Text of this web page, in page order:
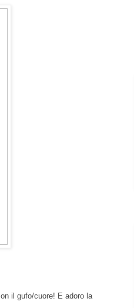
il gufo/cuore! E adoro la